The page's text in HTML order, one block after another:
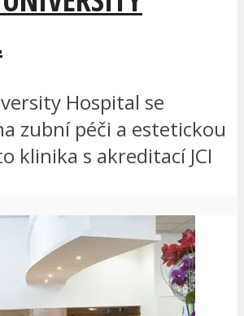
Hospital se
zubní péči a estetickou
klinika s akreditací JCI